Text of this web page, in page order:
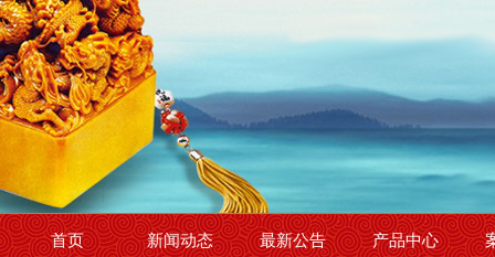
首页 新闻动态 最新公告 产品中心